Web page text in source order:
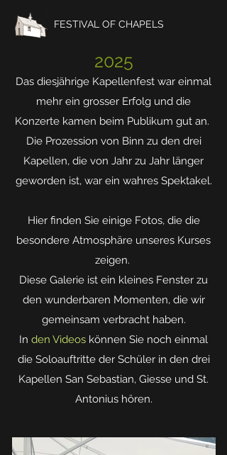
FESTIVAL OF CHAPELS
2025
Das diesjährige Kapellenfest war einmal
mehr ein grosser Erfolg und die
Konzerte kamen beim Publikum gut an.
Die Prozession von Binn zu den drei
Kapellen, die von Jahr zu Jahr länger
geworden ist, war ein wahres Spektakel.
Hier finden Sie einige Fotos, die die
besondere Atmosphäre unseres Kurses
zeigen.
Diese Galerie ist ein kleines Fenster zu
den wunderbaren Momenten, die wir
gemeinsam verbracht haben.
In den Videos können Sie noch einmal
die Soloauftritte der Schüler in den drei
Kapellen San Sebastian, Giesse und St.
Antonius hören.